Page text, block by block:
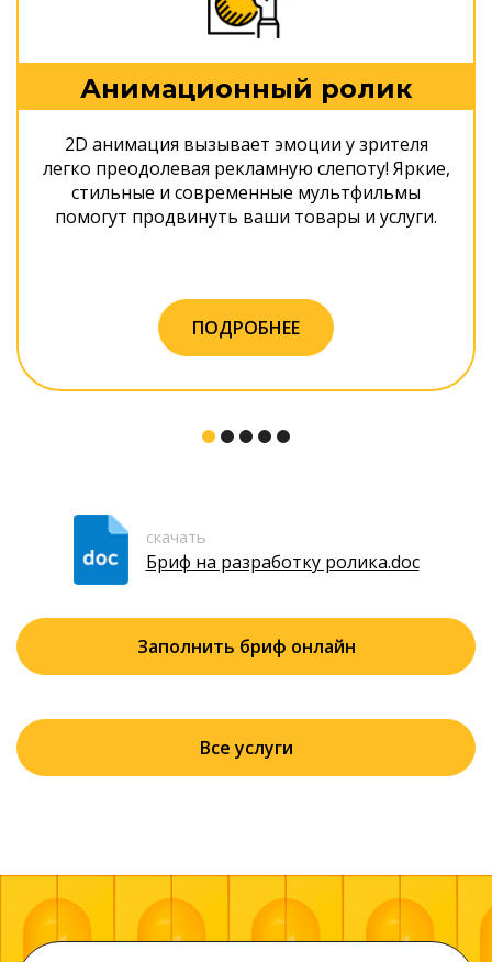
Анимационный ролик
2D анимация вызывает эмоции у зрителя
легко преодолевая рекламную слепоту! Яркие,
стильные и современные мультфильмы
помогут продвинуть ваши товары и услуги.
ПОДРОБНЕЕ
Все услуги
скачать
Бриф на разработку ролика.doc
Заполнить бриф онлайн